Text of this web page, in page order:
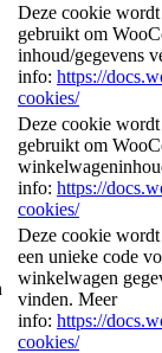
Deze cookie
gebruikt om
inhoud/gegevens
info: https://
cookies/
Deze cookie
gebruikt om
info: https://
cookies/
Deze cookie
een unieke code
winkelwagen
vinden. Meer
info: https://
cookies/